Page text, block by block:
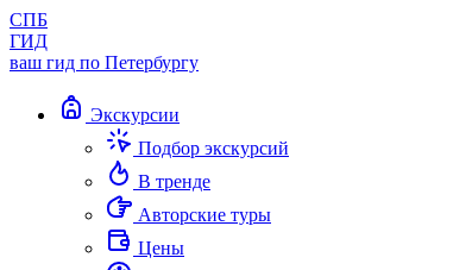
СПБ
ГИД
ваш гид по Петербургу
Экскурсии
Подбор экскурсий
В тренде
Авторские туры
Цены